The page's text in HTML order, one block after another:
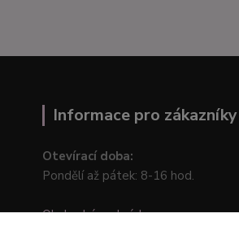
Informace pro zákazníky
Otevírací doba:
Pondělí až pátek: 8-16 hod.
Obchodní podmínky